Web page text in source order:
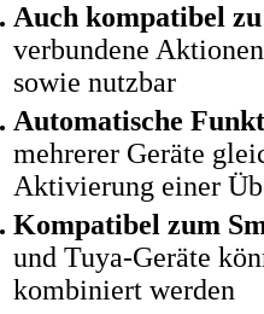
Auch kompatibel
verbundene
sowie nutzbar
Automatische
mehrerer Geräte
Aktivierung einer
Kompatibel zum
und Tuya-Geräte
kombiniert werden